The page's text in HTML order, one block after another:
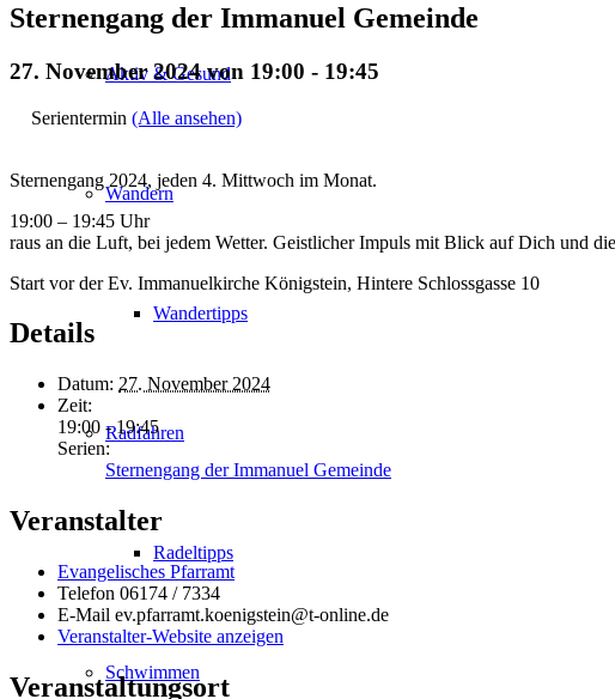
Aktiv & Gesund
Wandern
Wandertipps
Radfahren
Radeltipps
Schwimmen
Sternengang der Immanuel Gemeinde
27. November 2024 von 19:00 - 19:45
Serientermin (Alle ansehen)
Sternengang 2024, jeden 4. Mittwoch im Monat.
19:00 – 19:45 Uhr
raus an die Luft, bei jedem Wetter. Geistlicher Impuls mit Blick auf Dich und
Start vor der Ev. Immanuelkirche Königstein, Hintere Schlossgasse 10
Details
Datum: 27. November 2024
Zeit:
19:00 - 19:45
Serien:
Sternengang der Immanuel Gemeinde
Veranstalter
Evangelisches Pfarramt
Telefon 06174 / 7334
E-Mail ev.pfarramt.koenigstein@t-online.de
Veranstalter-Website anzeigen
Veranstaltungsort